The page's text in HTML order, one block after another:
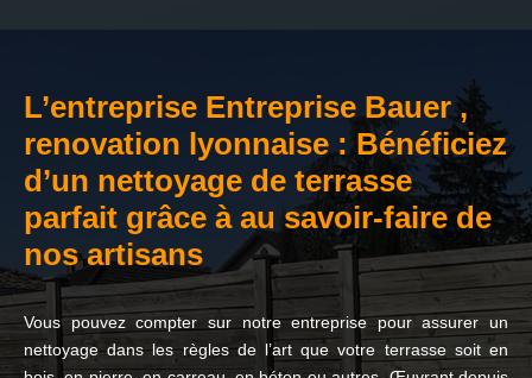
L’entreprise Entreprise Bauer ,
renovation lyonnaise : Bénéficiez
d’un nettoyage de terrasse
parfait grâce à au savoir-faire de
nos artisans
Vous pouvez compter sur notre entreprise pour assurer un
nettoyage dans les règles de l’art que votre terrasse soit en